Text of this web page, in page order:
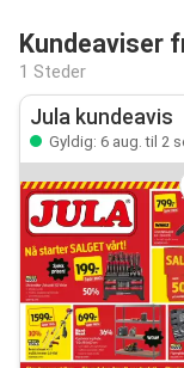
Kundeaviser
1 Steder
Jula kundeavis
Gyldig: 6 aug. til 2